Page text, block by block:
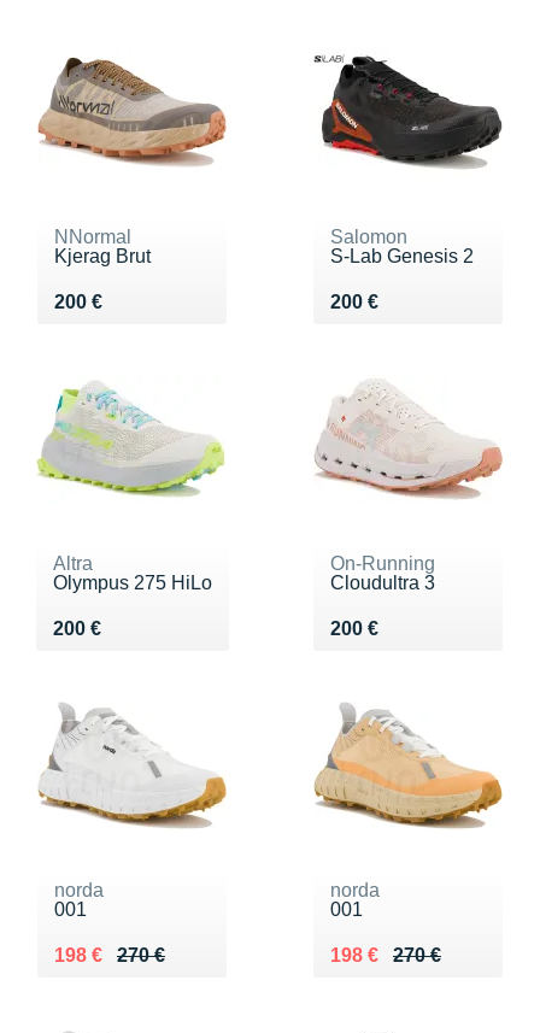
NNormal
Kjerag Brut
200 €
Vendu 200 €
Salomon
S-Lab Genesis 2
200 €
Vendu 200 €
Altra
Olympus 275 HiLo
200 €
Vendu 200 €
On-Running
Cloudultra 3
200 €
Vendu 200 €
norda
001
270 €
Au lieu de 270 €
198 €
Vendu 198 €
norda
001
270 €
Au lieu de 270 €
198 €
Vendu 198 €